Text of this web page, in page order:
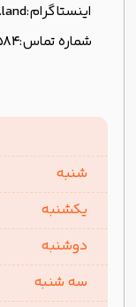
اینستاگرام:
شماره تماس:
شنبه
یکشنبه
دوشنبه
سه شنبه